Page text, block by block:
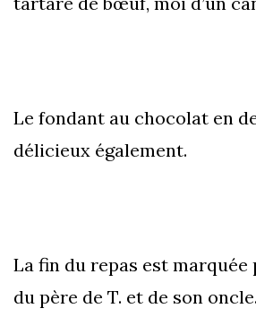
Le fondant au chocolat en
délicieux également.
La fin du repas est marquée
du père de T. et de son